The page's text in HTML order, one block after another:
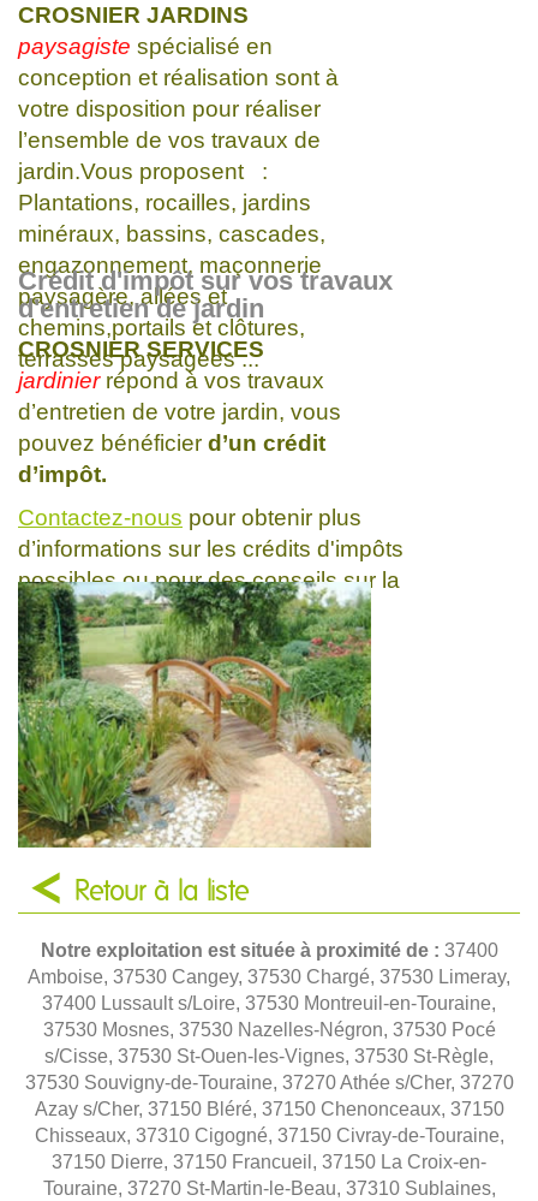
CROSNIER JARDINS
paysagiste spécialisé en
conception et réalisation sont à
votre disposition pour réaliser
l’ensemble de vos travaux de
jardin.Vous proposent :
Plantations, rocailles, jardins
minéraux, bassins, cascades,
engazonnement, maçonnerie
paysagère, allées et
chemins,portails et clôtures,
terrasses paysagées ...
Crédit d'impôt sur vos travaux
d'entretien de jardin
CROSNIER SERVICES
jardinierrépond à vos travaux
d’entretien de votre jardin, vous
pouvez bénéficier d’un crédit
d’impôt.
Contactez-nous pour obtenir plus
d’informations sur les crédits d'impôts
possibles ou pour des conseils sur la
plantation et l'entretien de vos
végétaux et de votre jardin.
Retour à la liste
Notre exploitation est située à proximité de : 37400
Amboise, 37530 Cangey, 37530 Chargé, 37530 Limeray,
37400 Lussault s/Loire, 37530 Montreuil-en-Touraine,
37530 Mosnes, 37530 Nazelles-Négron, 37530 Pocé
s/Cisse, 37530 St-Ouen-les-Vignes, 37530 St-Règle,
37530 Souvigny-de-Touraine, 37270 Athée s/Cher, 37270
Azay s/Cher, 37150 Bléré, 37150 Chenonceaux, 37150
Chisseaux, 37310 Cigogné, 37150 Civray-de-Touraine,
37150 Dierre, 37150 Francueil, 37150 La Croix-en-
Touraine, 37270 St-Martin-le-Beau, 37310 Sublaines,